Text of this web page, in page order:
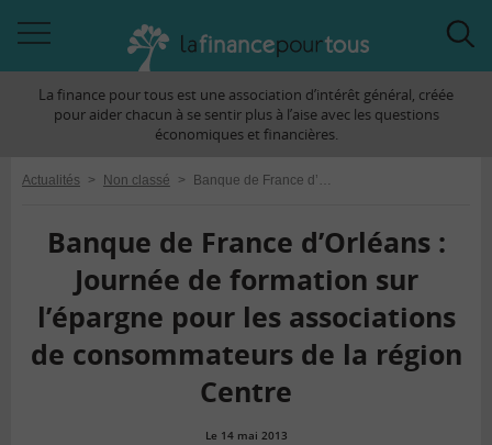
àLa finance pour tous est une association d’intérêt général, créée
pour aider chacun à se sentir plus à l’aise avec les questions
économiques et financières.
Actualités > Non classé > Banque de France d’Orléans : Journée de formation sur l’épargne pour les associations de consommateurs de la région Centre
Banque de France d’Orléans :
Journée de formation sur
l’épargne pour les associations
de consommateurs de la région
Centre
Le 14 mai 2013